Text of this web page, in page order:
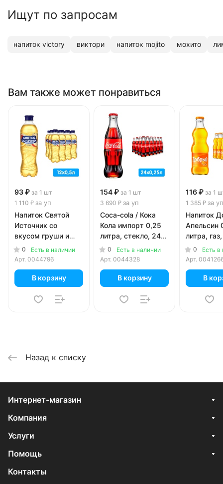
Ищут по запросам
напиток victory виктори напиток mojito мохито
Вам также может понравиться
93 ₽ за 1 шт
1 110 ₽ за уп
Напиток Святой
Источник со
вкусом груши и
цитруса 0.5 литра,
газ, пэт, 12 шт. в уп.
0
Есть в наличии
Арт. 0044796
В корзину
154 ₽ за 1 шт
3 690 ₽ за уп
Coca-cola / Кока
Кола импорт 0,25
литра, стекло, 24
шт. в уп.
0
Есть в наличии
Арт. 0044328
В корзину
116 ₽ за 1
1 385 ₽ за уп
Напиток
Апельсин
литра,
12 шт. в
0
Есть в
Арт.
В
Назад к списку
Интернет-магазин
Компания
Услуги
Помощь
Контакты